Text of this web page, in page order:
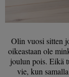
Olin vuosi sitten
oikeastaan ole
joulun pois. Eikä
vie, kun